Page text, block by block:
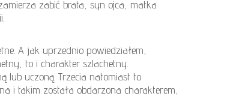
zabić brata, syn ojca, matka
A jak uprzednio powiedziałem,
to i charakter szlachetny.
lub uczoną. Trzecia natomiast to
i takim została obdarzona charakterem,